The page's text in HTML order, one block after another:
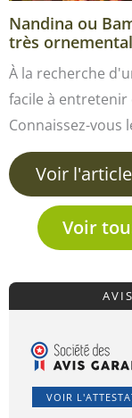
Nandina ou
très
À la recherche
facile à entretenir
Connaissez-vous
Voir l'article
Voir
VOIR